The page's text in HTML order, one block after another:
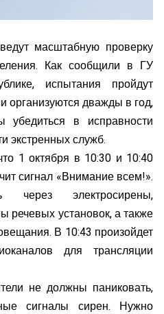
масштабную проверку
Как сообщили в ГУ
испытания пройдут
организуются дважды в год,
в исправности
экстренных служб.
1 октября в 10:30 и 10:40
сигнал «Внимание всем!».
электросирены,
речевых установок, а также
В 10:43 произойдет
для трансляции
не должны паниковать,
сигналы сирен. Нужно